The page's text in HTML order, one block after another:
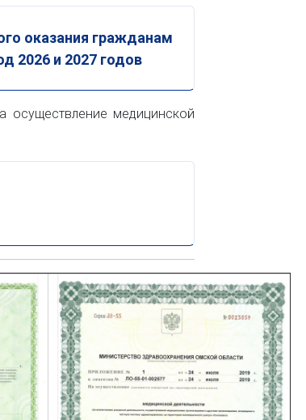
оказания гражданам
2026 и 2027 годов
медицинской